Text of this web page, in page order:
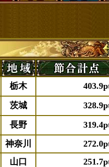
栃木
茨城
長野
神奈川
山口